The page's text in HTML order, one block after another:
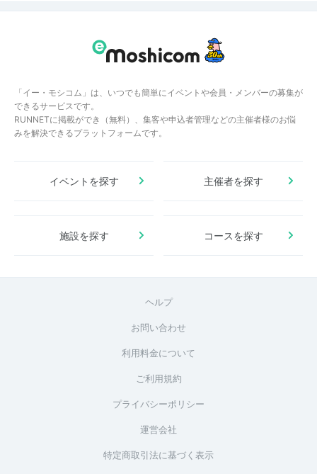
「イー・モシコム」は、いつでも簡単にイベントや会員・メンバーの募集が
できるサービスです。
RUNNETに掲載ができ（無料）、集客や申込者管理などの主催者様のお悩
みを解決できるプラットフォームです。
イベントを探す 主催者を探す
施設を探す コースを探す
ヘルプ
お問い合わせ
利用料金について
ご利用規約
プライバシーポリシー
運営会社
特定商取引法に基づく表示